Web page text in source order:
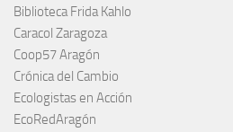
Biblioteca Frida Kahlo
Caracol Zaragoza
Coop57 Aragón
Crónica del Cambio
Ecologistas en Acción
EcoRedAragón